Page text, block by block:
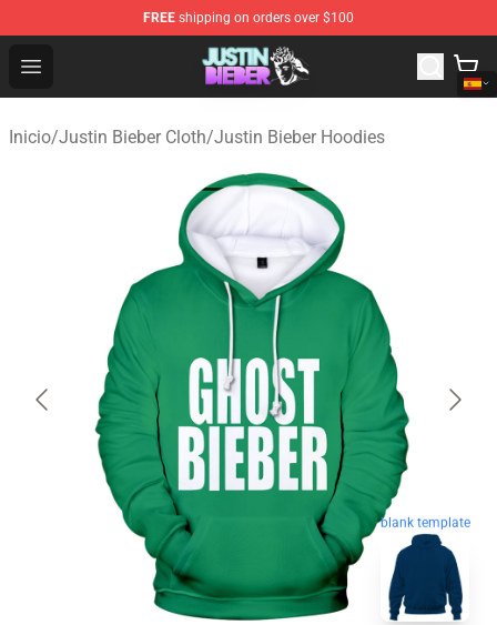
FREE shipping on orders over $100
Open menu
Justin Bieber Store - Official Justin Bieber Merchandise
Inicio/Justin Bieber Cloth/Justin Bieber Hoodies
blank template